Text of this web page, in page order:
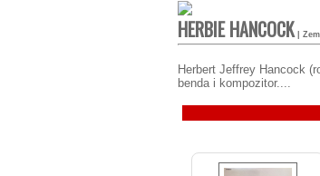
HERBIE HANCOCK|
Herbert Jeffrey Hancock
benda i kompozitor....